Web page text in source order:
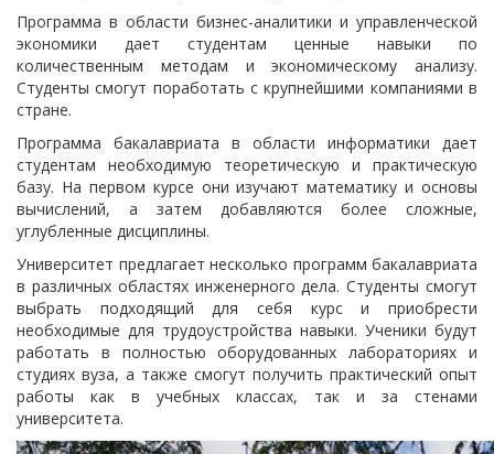
Программа в области бизнес-аналитики и управленческой
экономики дает студентам ценные навыки по
количественным методам и экономическому анализу.
Студенты смогут поработать с крупнейшими компаниями в
стране.
Программа бакалавриата в области информатики дает
студентам необходимую теоретическую и практическую
базу. На первом курсе они изучают математику и основы
вычислений, а затем добавляются более сложные,
углубленные дисциплины.
Университет предлагает несколько программ бакалавриата
в различных областях инженерного дела. Студенты смогут
выбрать подходящий для себя курс и приобрести
необходимые для трудоустройства навыки. Ученики будут
работать в полностью оборудованных лабораториях и
студиях вуза, а также смогут получить практический опыт
работы как в учебных классах, так и за стенами
университета.